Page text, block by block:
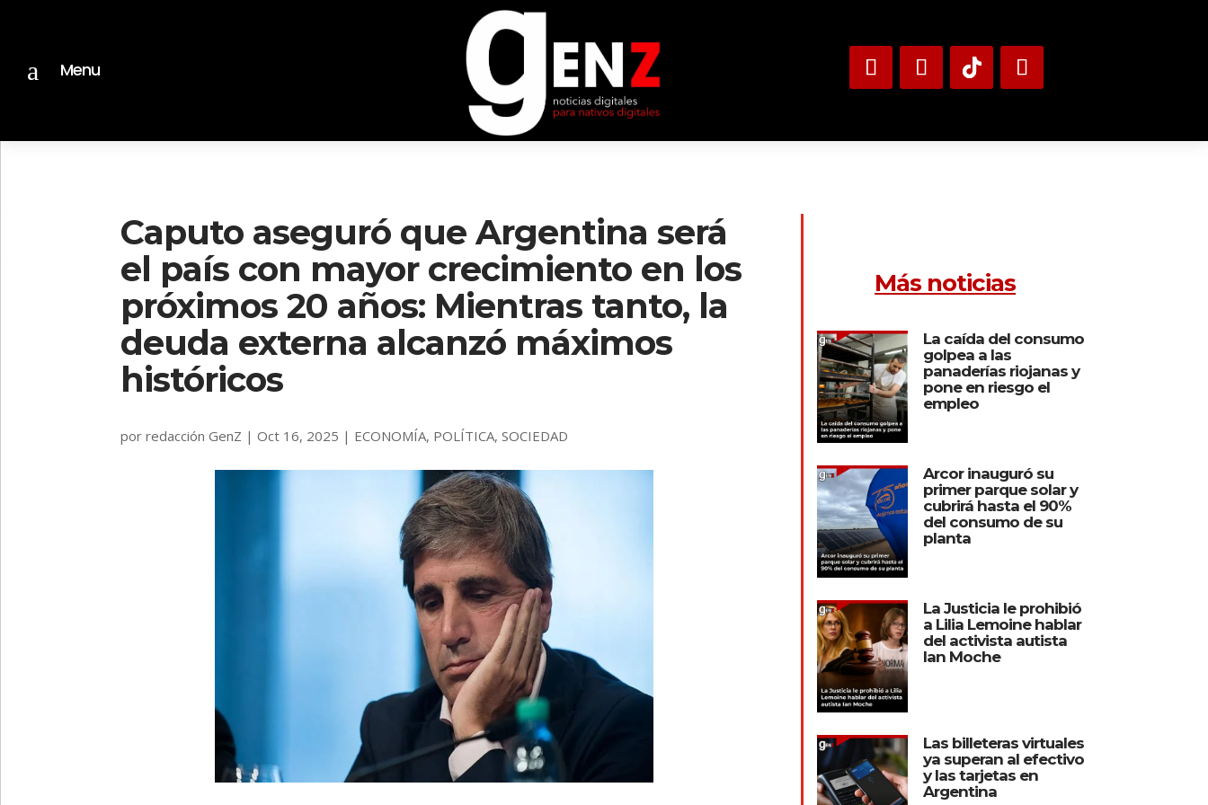
a Menu
Caputo aseguró que Argentina será
el país con mayor crecimiento en los
próximos 20 años: Mientras tanto, la
deuda externa alcanzó máximos
históricos
porredacción GenZ |Oct 16, 2025 | ECONOMÍA, POLÍTICA,SOCIEDAD
Más noticias
La caída del consumo
golpea a las
panaderías riojanas y
pone en riesgo el
empleo
Arcor inauguró su
primer parque solar y
cubrirá hasta el 90%
del consumo de su
planta
La Justicia le prohibió
a Lilia Lemoine hablar
del activista autista
Ian Moche
Las billeteras virtuales
ya superan al efectivo
y las tarjetas en
Argentina